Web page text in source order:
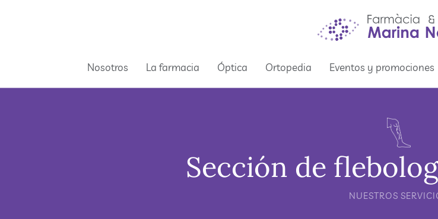
Nosotros La farmacia Óptica Ortopedia Eventos y promociones
Sección de
NUESTROS